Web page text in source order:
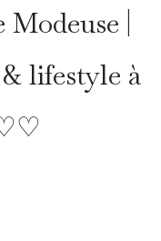
|
lifestyle à